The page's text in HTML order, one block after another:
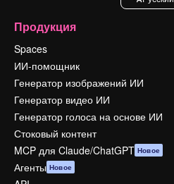
Продукция
Spaces
ИИ-помощник
Генератор изображений ИИ
Генератор видео ИИ
Генератор голоса на основе ИИ
Стоковый контент
MCP для Claude/ChatGPT Новое
Агенты Новое